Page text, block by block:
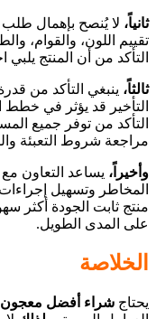
ثانياً، لا يُنصح بإهمال طلب
تقييم اللون، والقوام،
التأكد من أن المنتج يلبي
ثالثاً، ينبغي التأكد من
التأخير قد يؤثر في خطط
التأكد من توفر جميع
مراجعة شروط التعبئة
وأخيراً، يساعد التعاون
المخاطر وتسهيل
منتج ثابت الجودة أكثر
على المدى الطويل.
الخلاصة
يحتاج شراء أفضل معجون